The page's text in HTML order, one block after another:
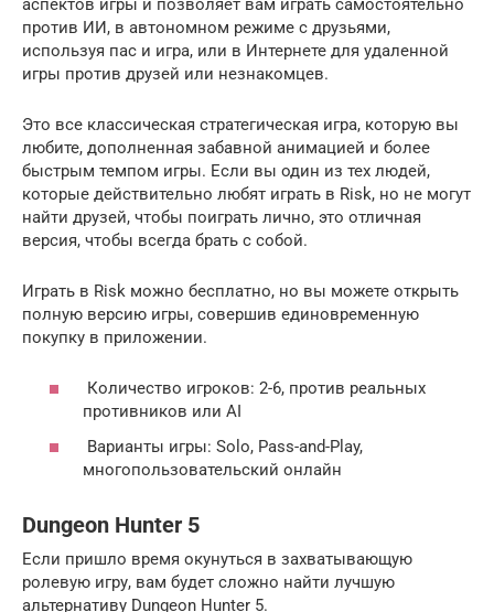
аспектов игры и позволяет вам играть самостоятельно
против ИИ, в автономном режиме с друзьями,
используя пас и игра, или в Интернете для удаленной
игры против друзей или незнакомцев.
Это все классическая стратегическая игра, которую вы
любите, дополненная забавной анимацией и более
быстрым темпом игры. Если вы один из тех людей,
которые действительно любят играть в Risk, но не могут
найти друзей, чтобы поиграть лично, это отличная
версия, чтобы всегда брать с собой.
Играть в Risk можно бесплатно, но вы можете открыть
полную версию игры, совершив единовременную
покупку в приложении.
Количество игроков: 2-6, против реальных
противников или AI
Варианты игры: Solo, Pass-and-Play,
многопользовательский онлайн
Dungeon Hunter 5
Если пришло время окунуться в захватывающую
ролевую игру, вам будет сложно найти лучшую
альтернативу Dungeon Hunter 5.